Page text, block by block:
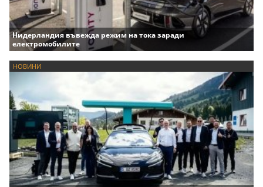
Нидерландия въвежда режим на тока заради
електромобилите
НОВИНИ